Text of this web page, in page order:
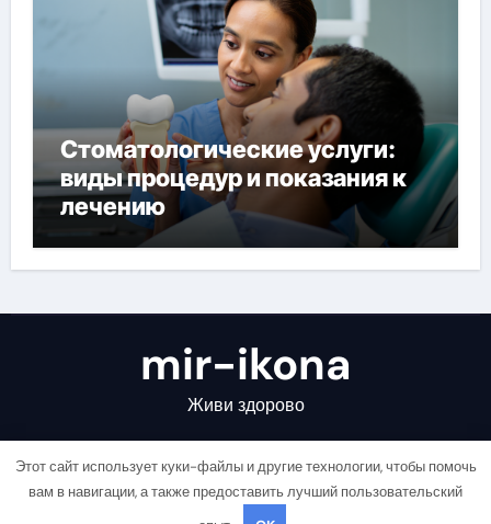
Стоматологические услуги:
виды процедур и показания к
лечению
mir-ikona
Живи здорово
Этот сайт использует куки-файлы и другие технологии, чтобы помочь
вам в навигации, а также предоставить лучший пользовательский